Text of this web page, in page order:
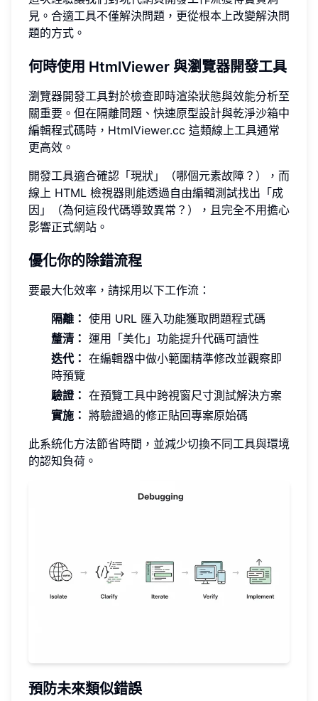
見。合適工具不僅解決問題，更從根本上改變解決問
題的方式。
何時使用 HtmlViewer 與瀏覽器開發工具
瀏覽器開發工具對於檢查即時渲染狀態與效能分析至
關重要。但在隔離問題、快速原型設計與乾淨沙箱中
編輯程式碼時，HtmlViewer.cc 這類線上工具通常
更高效。
開發工具適合確認「現狀」（哪個元素故障？），而
線上 HTML 檢視器則能透過自由編輯測試找出「成
因」（為何這段代碼導致異常？），且完全不用擔心
影響正式網站。
優化你的除錯流程
要最大化效率，請採用以下工作流：
隔離： 使用 URL 匯入功能獲取問題程式碼
釐清： 運用「美化」功能提升代碼可讀性
迭代： 在編輯器中做小範圍精準修改並觀察即
時預覽
驗證： 在預覽工具中跨視窗尺寸測試解決方案
實施： 將驗證過的修正貼回專案原始碼
此系統化方法節省時間，並減少切換不同工具與環境
的認知負荷。
預防未來類似錯誤